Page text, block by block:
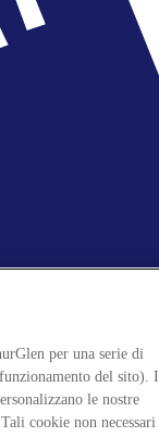
per una serie di
del sito). I
le nostre
cookie non necessari